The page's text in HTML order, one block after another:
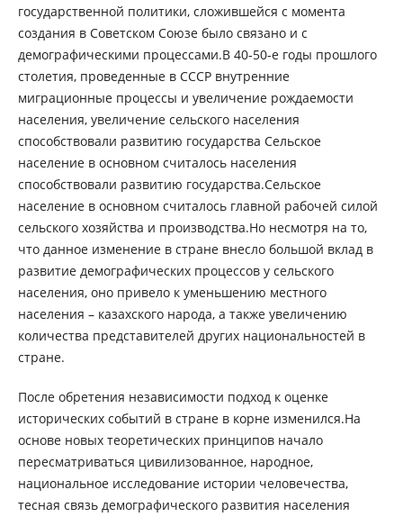
государственной политики, сложившейся с момента
создания в Советском Союзе было связано и с
демографическими процессами.В 40-50-е годы прошлого
столетия, проведенные в СССР внутренние
миграционные процессы и увеличение рождаемости
населения, увеличение сельского населения
способствовали развитию государства Сельское
население в основном считалось населения
способствовали развитию государства.Сельское
население в основном считалось главной рабочей силой
сельского хозяйства и производства.Но несмотря на то,
что данное изменение в стране внесло большой вклад в
развитие демографических процессов у сельского
населения, оно привело к уменьшению местного
населения – казахского народа, а также увеличению
количества представителей других национальностей в
стране.
После обретения независимости подход к оценке
исторических событий в стране в корне изменился.На
основе новых теоретических принципов начало
пересматриваться цивилизованное, народное,
национальное исследование истории человечества,
тесная связь демографического развития населения